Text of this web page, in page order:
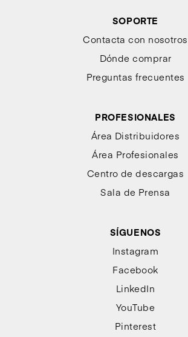
SOPORTE
Contacta con nosotros
Dónde comprar
Preguntas frecuentes
PROFESIONALES
Área Distribuidores
Área Profesionales
Centro de descargas
Sala de Prensa
SÍGUENOS
Instagram
Facebook
LinkedIn
YouTube
Pinterest